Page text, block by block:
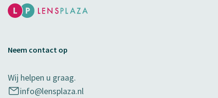
Neem contact op
Wij helpen u graag.
info@lensplaza.nl